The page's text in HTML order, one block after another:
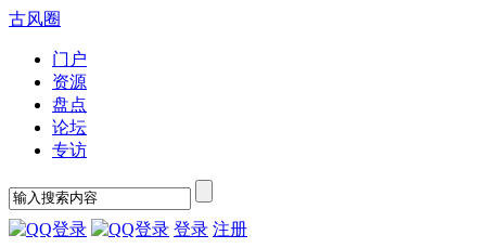
古风圈
门户
资源
盘点
论坛
专访
登录 注册